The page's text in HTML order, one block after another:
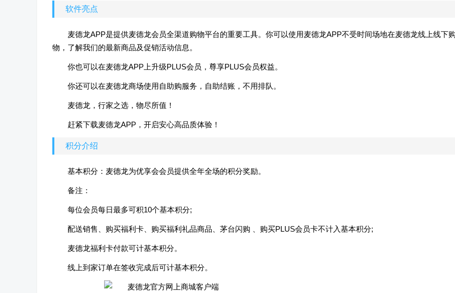
软件亮点
麦德龙APP是提供麦德龙会员全渠道购物平台的重要工具。你可以使用麦德龙APP不受时间场地在麦德龙线上线下
物，了解我们的最新商品及促销活动信息。
你也可以在麦德龙APP上升级PLUS会员，尊享PLUS会员权益。
你还可以在麦德龙商场使用自助购服务，自助结账，不用排队。
麦德龙，行家之选，物尽所值！
赶紧下载麦德龙APP，开启安心高品质体验！
积分介绍
基本积分：麦德龙为优享会会员提供全年全场的积分奖励。
备注：
每位会员每日最多可积10个基本积分;
配送销售、购买福利卡、购买福利礼品商品、茅台闪购 、购买PLUS会员卡不计入基本积分;
麦德龙福利卡付款可计基本积分。
线上到家订单在签收完成后可计基本积分。